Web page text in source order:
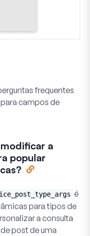
frequentes
campos de
a
popular
é
para tipos de
a consulta
post de uma